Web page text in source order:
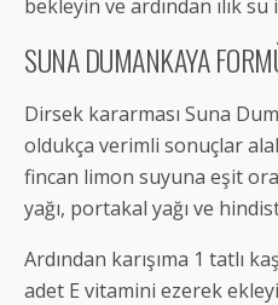
bekleyin ve ardından ılık su
SUNA DUMANKAYA
Dirsek kararması Suna
oldukça verimli sonuçlar
fincan limon suyuna eşit
yağı, portakal yağı ve
Ardından karışıma 1 tatlı
adet E vitamini ezerek